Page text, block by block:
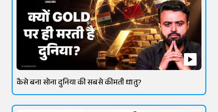
कैसे बना सोना दुनिया की सबसे कीमती धातु?